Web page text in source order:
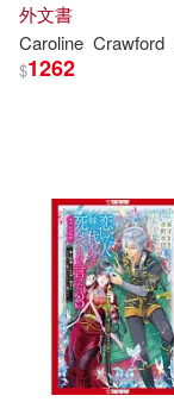
外文書
Caroline Crawford
$1262